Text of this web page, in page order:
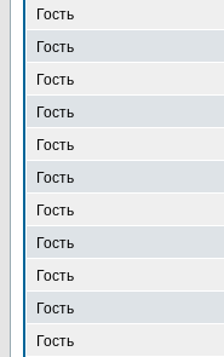
Гость
Гость
Гость
Гость
Гость
Гость
Гость
Гость
Гость
Гость
Гость